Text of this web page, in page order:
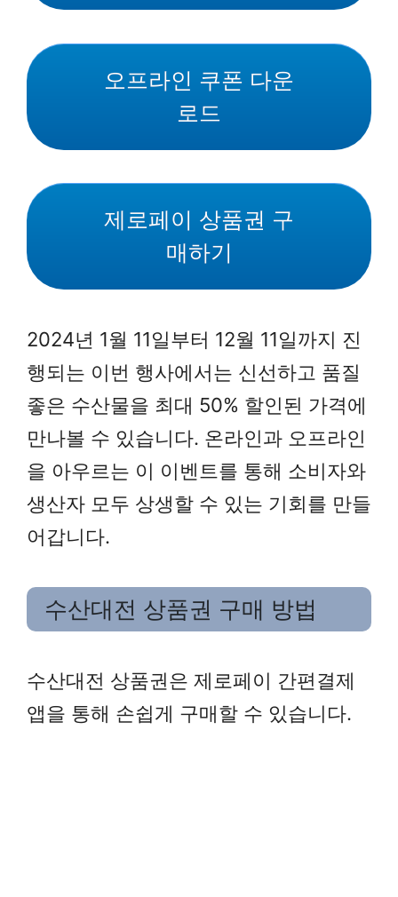
오프라인 쿠폰 다운
로드
제로페이 상품권 구
매하기
2024년 1월 11일부터 12월 11일까지 진
행되는 이번 행사에서는 신선하고 품질
좋은 수산물을 최대 50% 할인된 가격에
만나볼 수 있습니다. 온라인과 오프라인
을 아우르는 이 이벤트를 통해 소비자와
생산자 모두 상생할 수 있는 기회를 만들
어갑니다.
수산대전 상품권 구매 방법
수산대전 상품권은 제로페이 간편결제
앱을 통해 손쉽게 구매할 수 있습니다.